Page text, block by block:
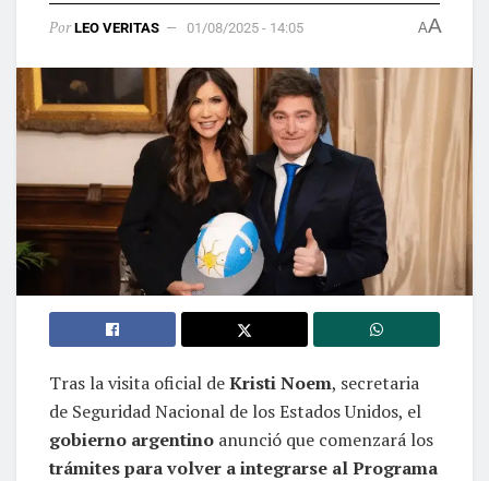
Por LEO VERITAS 01/08/2025 - 14:05 AA
Tras la visita oficial deKristi Noem, secretaria
de Seguridad Nacional de los Estados Unidos, el
gobierno argentino anunció que comenzará los
trámites para volver a integrarse al Programa